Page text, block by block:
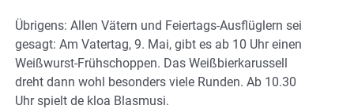
Übrigens: Allen Vätern und Feiertags-Ausflüglern sei
gesagt: Am Vatertag, 9. Mai, gibt es ab 10 Uhr einen
Weißwurst-Frühschoppen. Das Weißbierkarussell
dreht dann wohl besonders viele Runden. Ab 10.30
Uhr spielt de kloa Blasmusi.